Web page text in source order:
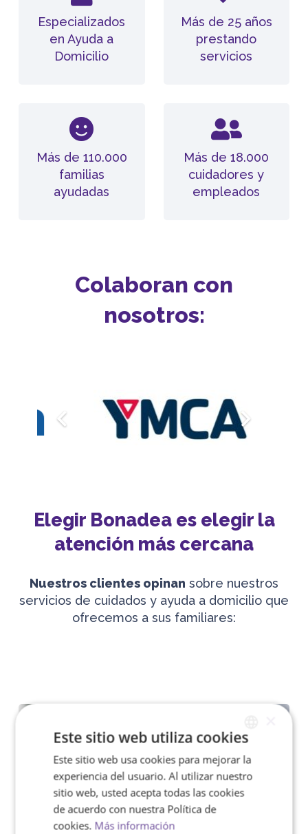
Especializados
en Ayuda a
Domicilio
Más de 25 años
prestando
servicios
Más de 110.000
familias
ayudadas
Más de 18.000
cuidadores y
empleados
Colaboran con
nosotros:
Elegir Bonadea es elegir la
atención más cercana
Nuestros clientes opinan sobre nuestros
servicios de cuidados y ayuda a domicilio que
ofrecemos a sus familiares:
SPANISH
ENGLISH
Este sitio web utiliza cookies
Este sitio web usa cookies para mejorar la
experiencia del usuario. Al utilizar nuestro
sitio web, usted acepta todas las cookies
de acuerdo con nuestra Política de
cookies. Más información